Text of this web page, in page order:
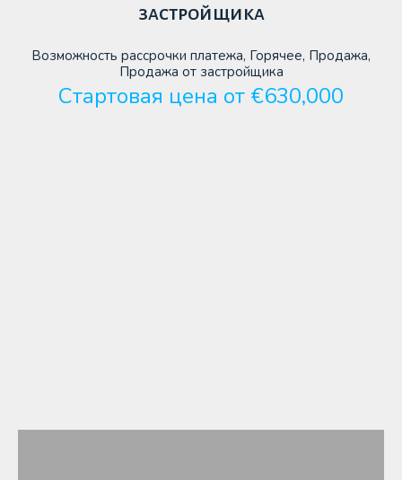
застройщика
Возможность рассрочки платежа, Горячее, Продажа,
Продажа от застройщика
Стартовая цена от €630,000